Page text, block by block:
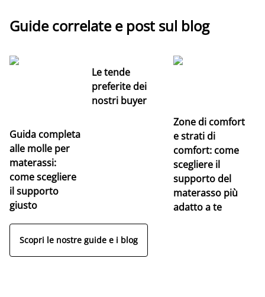
Guide correlate e post sul blog
Guida completa
alle molle per
materassi:
come scegliere
il supporto
giusto
Le tende
preferite dei
nostri buyer
Zone di comfort
e strati di
comfort: come
scegliere il
supporto del
materasso più
adatto a te
Scopri le nostre guide e i blog